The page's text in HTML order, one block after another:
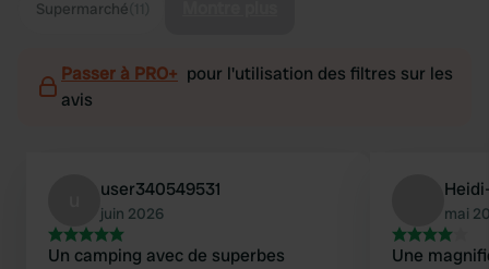
Supermarché
Passer à PRO+ pour l'utilisation des filtres sur les
avis
user340549531
juin 2026
Un camping avec de superbes
mai
Une